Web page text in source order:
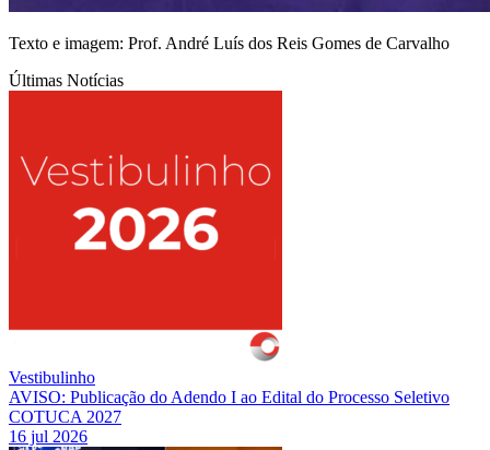
Texto e imagem: Prof. André Luís dos Reis Gomes de Carvalho
Últimas Notícias
Vestibulinho
AVISO: Publicação do Adendo I ao Edital do Processo Seletivo
COTUCA 2027
16 jul 2026